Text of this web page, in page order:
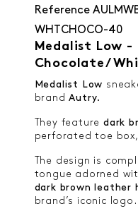
Reference
WHTCHOCO-40
Medalist Low -
Chocolate/
Medalist Low
brand Autry.
They feature dark
perforated toe
The design is
tongue adorned
dark brown leather
brand’s iconic logo.